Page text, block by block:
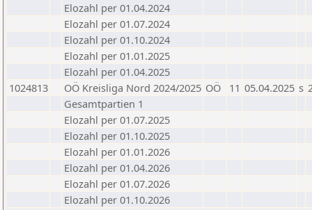
Elozahl per 01.04.2024
Elozahl per 01.07.2024
Elozahl per 01.10.2024
Elozahl per 01.01.2025
Elozahl per 01.04.2025
1024813
OÖ Kreisliga Nord 2024/2025 OÖ 11 05.04.2025 s
Gesamtpartien 1
Elozahl per 01.07.2025
Elozahl per 01.10.2025
Elozahl per 01.01.2026
Elozahl per 01.04.2026
Elozahl per 01.07.2026
Elozahl per 01.10.2026